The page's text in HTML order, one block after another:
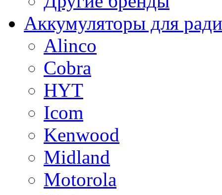
Аккумуляторы для
Alinco
Cobra
HYT
Icom
Kenwood
Midland
Motorola